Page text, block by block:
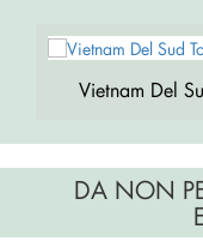
Vietnam Del
DA NON